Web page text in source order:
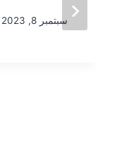
سبتمبر 8, 2023